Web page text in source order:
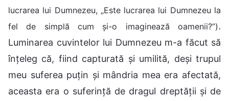
lucrarea lui Dumnezeu, „Este lucrarea lui Dumnezeu la
fel de simplă cum și-o imaginează oamenii?”).
Luminarea cuvintelor lui Dumnezeu m-a făcut să
înțeleg că, fiind capturată și umilită, deși trupul
meu suferea puțin și mândria mea era afectată,
aceasta era o suferință de dragul dreptății și de